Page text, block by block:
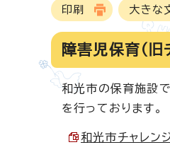
印刷 大きな
障害児保育（旧
和光市の保育施設
を行っております。
和光市チャレン